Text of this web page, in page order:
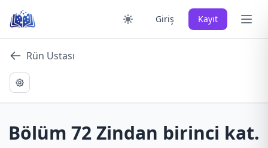
content
Giriş Kayıt Ana
Rün Ustası
Bölüm 72 Zindan birinci kat.